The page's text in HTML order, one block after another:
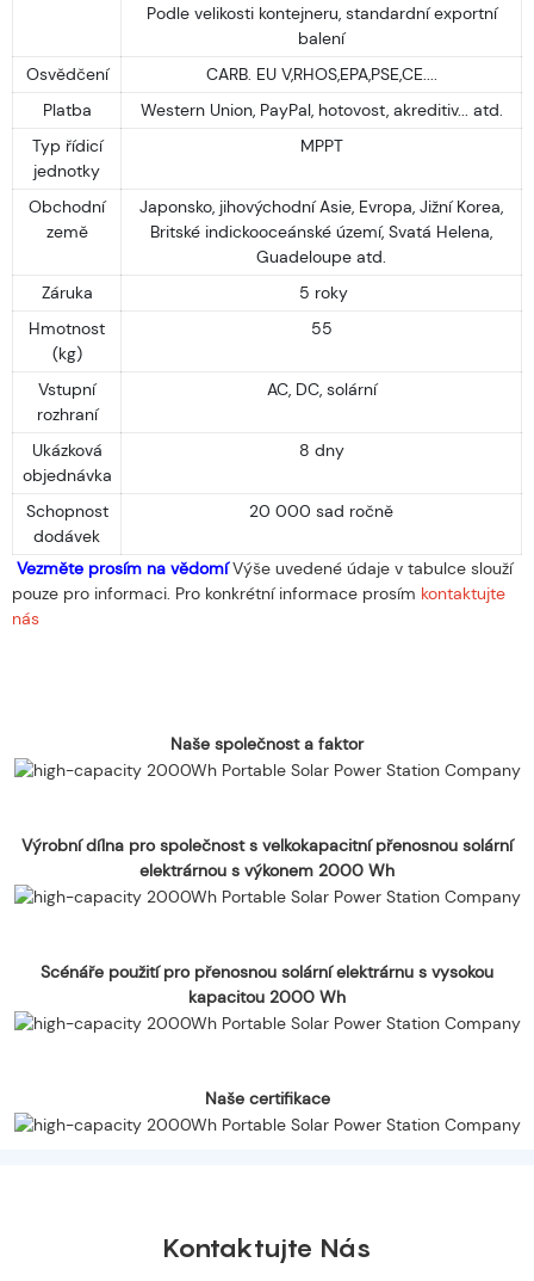
Podle velikosti kontejneru, standardní exportní
balení
Osvědčení
CARB. EU V,RHOS,EPA,PSE,CE....
Platba
Western Union, PayPal, hotovost, akreditiv... atd.
Typ řídicí
jednotky
MPPT
Obchodní
země
Japonsko, jihovýchodní Asie, Evropa, Jižní Korea,
Britské indickooceánské území, Svatá Helena,
Guadeloupe atd.
Záruka
5 roky
Hmotnost
(kg)
55
Vstupní
rozhraní
AC, DC, solární
Ukázková
objednávka
8 dny
Schopnost
dodávek
20 000 sad ročně
Vezměte prosím na vědomíVýše uvedené údaje v tabulce slouží
pouze pro informaci. Pro konkrétní informace prosím kontaktujte
nás
Naše společnost a faktor
Výrobní dílna pro společnost s velkokapacitní přenosnou solární
elektrárnou s výkonem 2000 Wh
Scénáře použití pro přenosnou solární elektrárnu s vysokou
kapacitou 2000 Wh
Naše certifikace
Kontaktujte Nás